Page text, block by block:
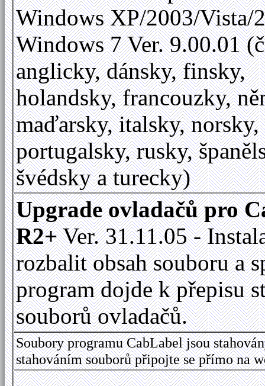
Windows XP/2003/Vista/
Windows 7 Ver. 9.00.01
anglicky, dánsky, finsky,
holandsky, francouzky,
maďarsky, italsky,
portugalsky, rusky,
švédsky a turecky)
Upgrade ovladačů pro
R2+Ver. 31.11.05 -
rozbalit obsah souboru a
program dojde k přepisu
souborů ovladačů.
Soubory programu CabLabel jsou
stahováním souborů připojte se přímo na